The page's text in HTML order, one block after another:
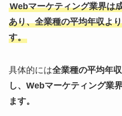
Webマーケティング業界は
あり、全業種の平均年収よ
す。
具体的には全業種の平均年
し、Webマーケティング業
ます。